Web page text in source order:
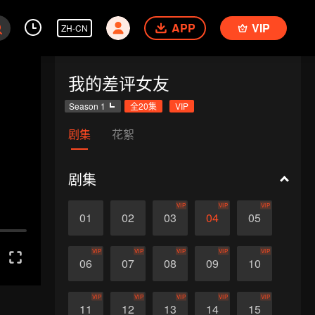
ZH-CN APP VIP
我的差评女友
Season 1 全20集 VIP
剧集 花絮
剧集
01 02 03
VIP
04
VIP
05
VIP
06
VIP
07
VIP
08
VIP
09
VIP
10
VIP
11
VIP
12
VIP
13
VIP
14
VIP
15
VIP